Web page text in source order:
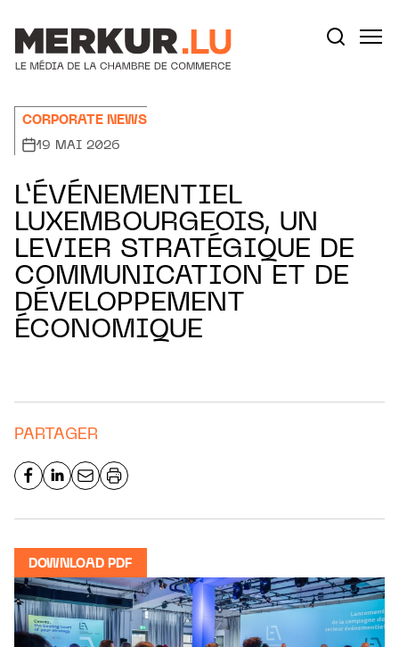
CORPORATE NEWS
19 MAI 2026
L’ÉVÉNEMENTIEL
LUXEMBOURGEOIS, UN
LEVIER STRATÉGIQUE DE
COMMUNICATION ET DE
DÉVELOPPEMENT
ÉCONOMIQUE
PARTAGER
DOWNLOAD PDF